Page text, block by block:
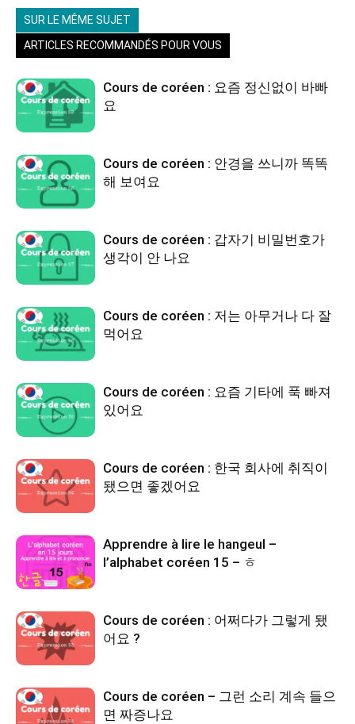
SUR LE MÊME SUJET
ARTICLES RECOMMANDÉS POUR VOUS
Cours de coréen : 요즘 정신없이 바빠
요
Cours de coréen : 안경을 쓰니까 똑똑
해 보여요
Cours de coréen : 갑자기 비밀번호가
생각이 안 나요
Cours de coréen : 저는 아무거나 다 잘
먹어요
Cours de coréen : 요즘 기타에 푹 빠져
있어요
Cours de coréen : 한국 회사에 취직이
됐으면 좋겠어요
Apprendre à lire le hangeul –
l’alphabet coréen 15 – ㅎ
Cours de coréen : 어쩌다가 그렇게 됐
어요 ?
Cours de coréen – 그런 소리 계속 들으
면 짜증나요